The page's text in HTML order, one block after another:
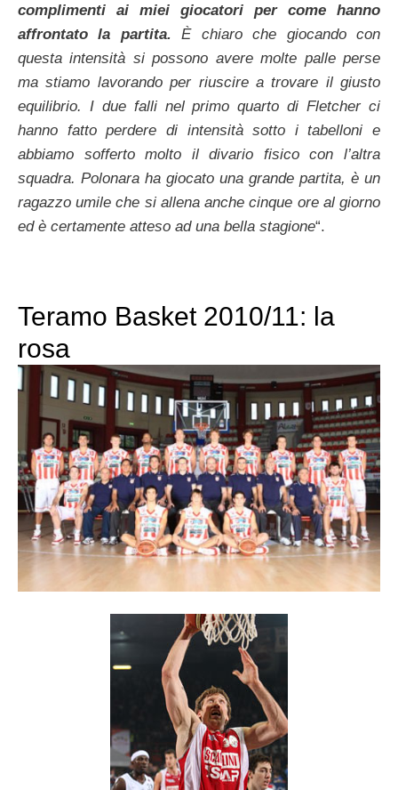
complimenti ai miei giocatori per come hanno
affrontato la partita.È chiaro che giocando con
questa intensità si possono avere molte palle perse
ma stiamo lavorando per riuscire a trovare il giusto
equilibrio. I due falli nel primo quarto di Fletcher ci
hanno fatto perdere di intensità sotto i tabelloni e
abbiamo sofferto molto il divario fisico con l’altra
squadra. Polonara ha giocato una grande partita, è un
ragazzo umile che si allena anche cinque ore al giorno
ed è certamente atteso ad una bella stagione“.
Teramo Basket 2010/11: la
rosa